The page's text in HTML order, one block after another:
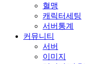
혈맹
캐릭터세팅
서버통계
커뮤니티
서버
이미지